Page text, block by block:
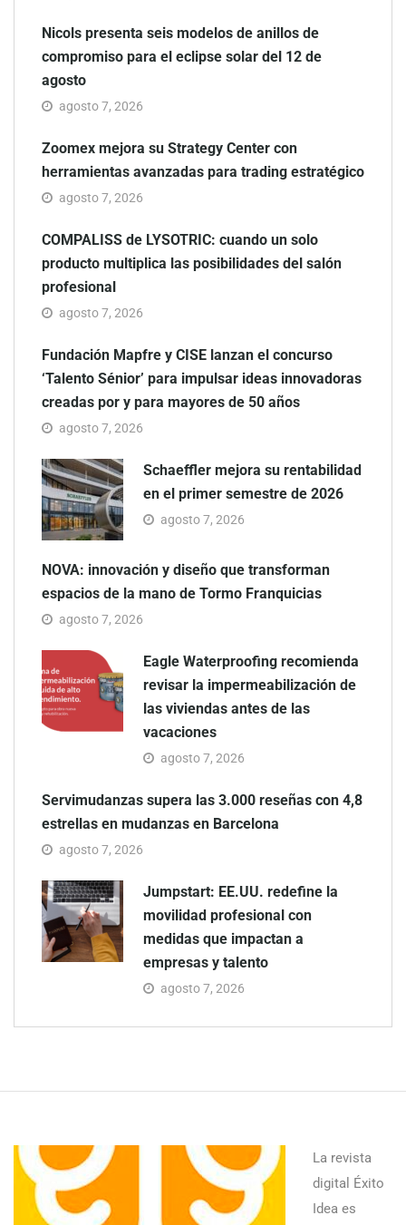
Nicols presenta seis modelos de anillos de
compromiso para el eclipse solar del 12 de
agosto
agosto 7, 2026
Zoomex mejora su Strategy Center con
herramientas avanzadas para trading estratégico
agosto 7, 2026
COMPALISS de LYSOTRIC: cuando un solo
producto multiplica las posibilidades del salón
profesional
agosto 7, 2026
Fundación Mapfre y CISE lanzan el concurso
‘Talento Sénior’ para impulsar ideas innovadoras
creadas por y para mayores de 50 años
agosto 7, 2026
Schaeffler mejora su rentabilidad
en el primer semestre de 2026
agosto 7, 2026
NOVA: innovación y diseño que transforman
espacios de la mano de Tormo Franquicias
agosto 7, 2026
Eagle Waterproofing recomienda
revisar la impermeabilización de
las viviendas antes de las
vacaciones
agosto 7, 2026
Servimudanzas supera las 3.000 reseñas con 4,8
estrellas en mudanzas en Barcelona
agosto 7, 2026
Jumpstart: EE.UU. redefine la
movilidad profesional con
medidas que impactan a
empresas y talento
agosto 7, 2026
La revista
digital Éxito
Idea es